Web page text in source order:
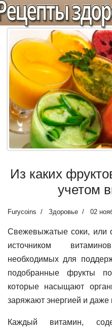
Из каких
учетом
Furycoins Здоровье 02
Свежевыжатые соки, или
источником
необходимых для
подобранные фрукты
которые насыщают
заряжают энергией и
Каждый витамин,